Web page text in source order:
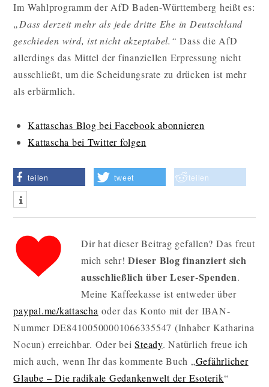
Im Wahlprogramm der AfD Baden-Württemberg heißt es:
„Dass derzeit mehr als jede dritte Ehe in Deutschland
geschieden wird, ist nicht akzeptabel.“ Dass die AfD
allerdings das Mittel der finanziellen Erpressung nicht
ausschließt, um die Scheidungsrate zu drücken ist mehr
als erbärmlich.
Kattaschas Blog bei Facebook abonnieren
Kattascha bei Twitter folgen
teilen tweet teilen
Dir hat dieser Beitrag gefallen? Das freut
mich sehr!Dieser Blog finanziert sich
ausschließlich über Leser-Spenden.
Meine Kaffeekasse ist entweder über
paypal.me/kattascha oder das Konto mit der IBAN-
Nummer DE84100500001066335547 (Inhaber Katharina
Nocun) erreichbar. Oder beiSteady. Natürlich freue ich
mich auch, wenn Ihr das kommente Buch „Gefährlicher
Glaube – Die radikale Gedankenwelt der Esoterik“